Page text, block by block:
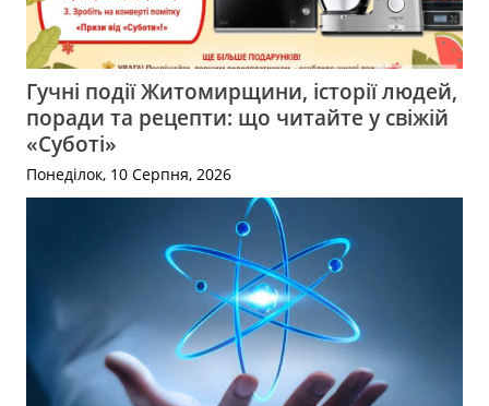
Гучні події Житомирщини, історії людей,
поради та рецепти: що читайте у свіжій
«Суботі»
Понеділок, 10 Серпня, 2026